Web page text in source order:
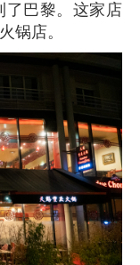
了巴黎。这家店
锅店。